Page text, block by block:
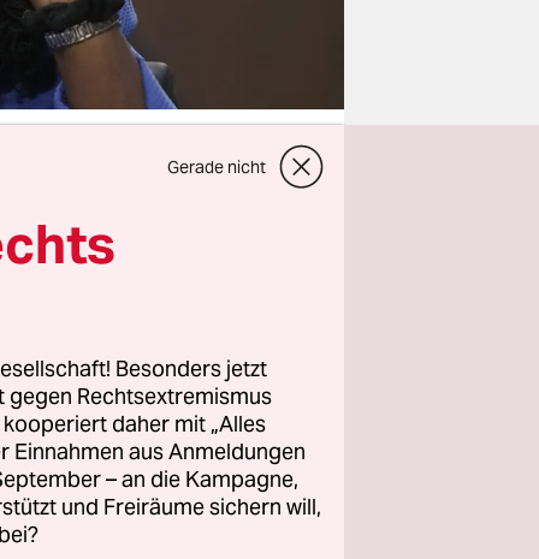
bestätigt
einem
hat.
ein
Gerade nicht
Besonders jetzt
gegen Rechtsextremismus
daher mit „Alles
Einnahmen aus Anmeldungen
– an die Kampagne,
und Freiräume sichern will,